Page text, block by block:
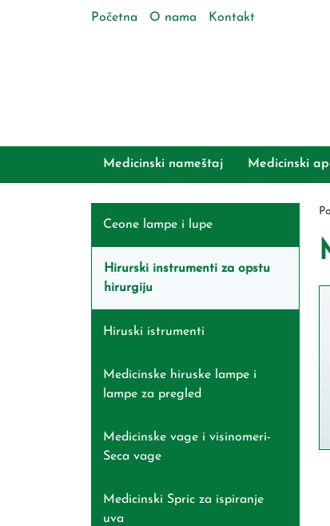
Početna O nama Kontakt
Medicinski nameštaj Medicinski
Ceone lampe i lupe
Hirurski instrumenti za opstu
hirurgiju
Hiruski istrumenti
Medicinske hiruske lampe i
lampe za pregled
Medicinske vage i visinomeri-
Seca vage
Medicinski Spric za ispiranje
uva